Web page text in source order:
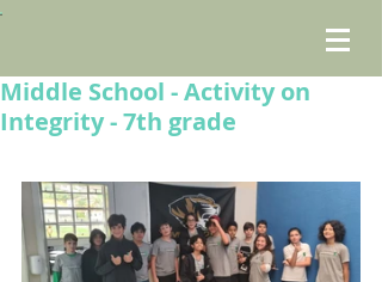
Middle School - Activity on
Integrity - 7th grade